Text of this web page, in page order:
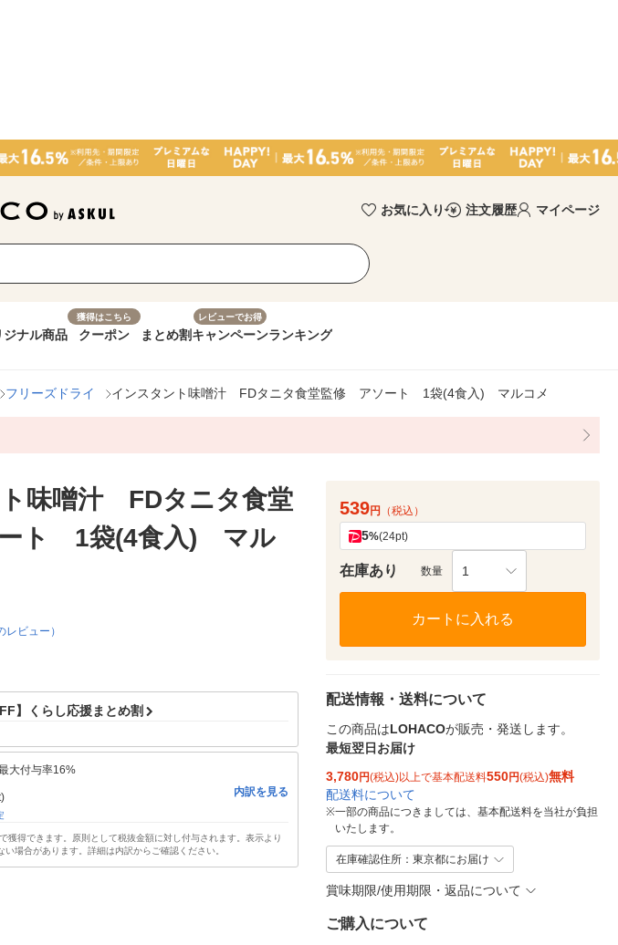
お気に入り 注文履歴 マイページ
ジナル商品
獲得はこちら
クーポン まとめ割
レビューでお得
キャンペーンランキング
フリーズドライ インスタント味噌汁 FDタニタ食堂監修 アソート 1袋(4食入) マルコメ
味噌汁 FDタニタ食堂
ト 1袋(4食入) マル
ビュー）
】くらし応援まとめ割
大付与率16%
内訳を見る
獲得できます。原則として税抜金額に対し付与されます。表示より
い場合があります。詳細は内訳からご確認ください。
539円 （税込）
5%(24pt)
在庫あり 数量 1
カートに入れる
配送情報・送料について
この商品はLOHACOが販売・発送します。
最短翌日お届け
3,780円(税込)以上で基本配送料550円(税込)無料
配送料について
※一部の商品につきましては、基本配送料を当社が負担
いたします。
在庫確認住所：東京都にお届け
賞味期限/使用期限・返品について
ご購入について